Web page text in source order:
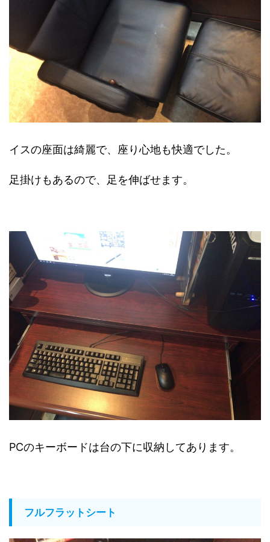
イスの座面は綺麗で、座り心地も快適でした。
足掛けもあるので、足を伸ばせます。
PCのキーボードは台の下に収納してあります。
フルフラットシート